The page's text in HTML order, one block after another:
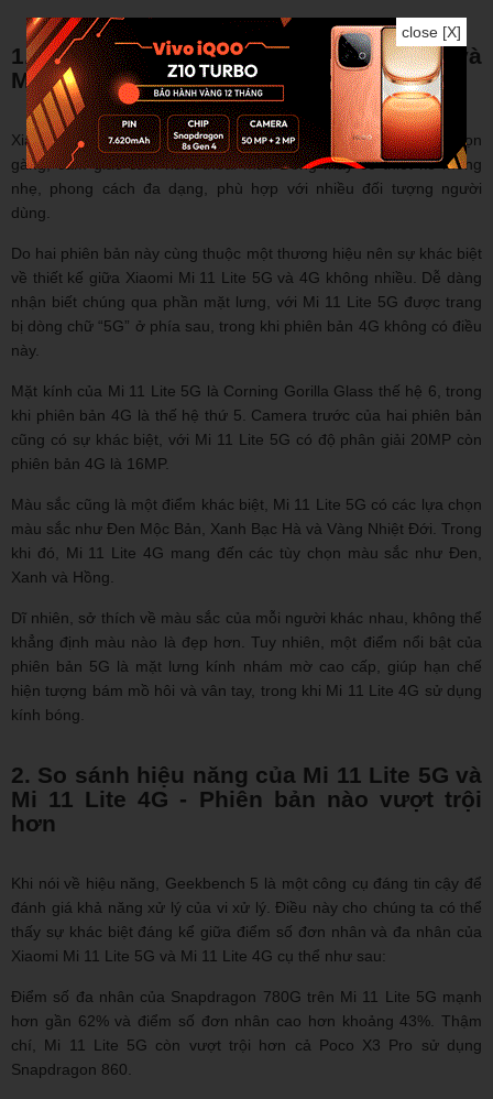
1. So sánh giữa Xiaomi Mi 11 Lite 5G và
Mi 11 Lite 4G về thiết kế
Xiaomi Mi 11 Lite, như đã biết, trở nên nổi bật với vẻ ngoài gọn
gàng, cảm giác cầm nắm thoải mái. Dòng máy có thiết kế mỏng
nhẹ, phong cách đa dạng, phù hợp với nhiều đối tượng người
dùng.
Do hai phiên bản này cùng thuộc một thương hiệu nên sự khác biệt
về thiết kế giữa Xiaomi Mi 11 Lite 5G và 4G không nhiều. Dễ dàng
nhận biết chúng qua phần mặt lưng, với Mi 11 Lite 5G được trang
bị dòng chữ “5G” ở phía sau, trong khi phiên bản 4G không có điều
này.
Mặt kính của Mi 11 Lite 5G là Corning Gorilla Glass thế hệ 6, trong
khi phiên bản 4G là thế hệ thứ 5. Camera trước của hai phiên bản
cũng có sự khác biệt, với Mi 11 Lite 5G có độ phân giải 20MP còn
phiên bản 4G là 16MP.
Màu sắc cũng là một điểm khác biệt, Mi 11 Lite 5G có các lựa chọn
màu sắc như Đen Mộc Bản, Xanh Bạc Hà và Vàng Nhiệt Đới. Trong
khi đó, Mi 11 Lite 4G mang đến các tùy chọn màu sắc như Đen,
Xanh và Hồng.
Dĩ nhiên, sở thích về màu sắc của mỗi người khác nhau, không thể
khẳng định màu nào là đẹp hơn. Tuy nhiên, một điểm nổi bật của
phiên bản 5G là mặt lưng kính nhám mờ cao cấp, giúp hạn chế
hiện tượng bám mồ hôi và vân tay, trong khi Mi 11 Lite 4G sử dụng
kính bóng.
2. So sánh hiệu năng của Mi 11 Lite 5G và
Mi 11 Lite 4G - Phiên bản nào vượt trội
hơn
Khi nói về hiệu năng, Geekbench 5 là một công cụ đáng tin cậy để
đánh giá khả năng xử lý của vi xử lý. Điều này cho chúng ta có thể
thấy sự khác biệt đáng kể giữa điểm số đơn nhân và đa nhân của
Xiaomi Mi 11 Lite 5G và Mi 11 Lite 4G cụ thể như sau:
Điểm số đa nhân của Snapdragon 780G trên Mi 11 Lite 5G mạnh
hơn gần 62% và điểm số đơn nhân cao hơn khoảng 43%. Thậm
chí, Mi 11 Lite 5G còn vượt trội hơn cả Poco X3 Pro sử dụng
Snapdragon 860.
close [X]